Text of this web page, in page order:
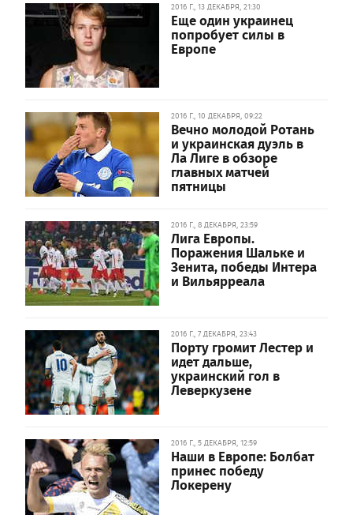
2016 Г., 13 ДЕКАБРЯ, 21:30
Еще один украинец
попробует силы в
Европе
2016 Г., 10 ДЕКАБРЯ, 09:22
Вечно молодой Ротань
и украинская дуэль в
Ла Лиге в обзоре
главных матчей
пятницы
2016 Г., 8 ДЕКАБРЯ, 23:59
Лига Европы.
Поражения Шальке и
Зенита, победы Интера
и Вильярреала
2016 Г., 7 ДЕКАБРЯ, 23:43
Порту громит Лестер и
идет дальше,
украинский гол в
Леверкузене
2016 Г., 5 ДЕКАБРЯ, 12:59
Наши в Европе: Болбат
принес победу
Локерену